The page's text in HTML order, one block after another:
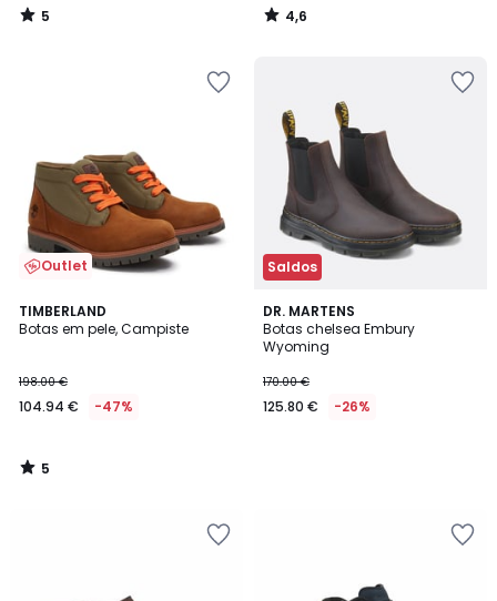
5
/
4,6
/
Outlet
TIMBERLAND
Botas em pele, Campiste
198.00 €
104.94 € -47%
5
/
5
/
Saldos
DR. MARTENS
Botas chelsea Embury
Wyoming
170.00 €
125.80 € -26%